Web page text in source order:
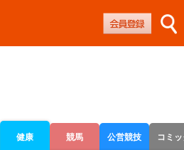
健康 競馬 公営競技 コミ